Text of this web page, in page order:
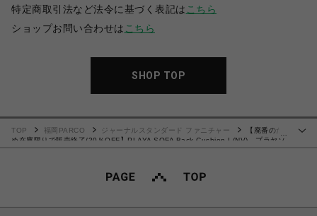
特定商取引法など法令に基づく表記は こちら
ショップお問い合わせは こちら
SHOP TOP
TOP 福岡PARCO ジャーナルスタンダード ファニチャー
【廃番のた
め在庫限りで販売終了/20％OFF】PLAYA SOFA Back Cushion L(NV) プラヤソ
ファ 背クッション ネイビー 700